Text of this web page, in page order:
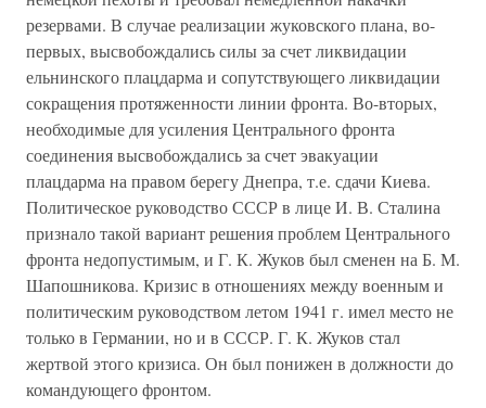
резервами. В случае реализации жуковского плана, во-
первых, высвобождались силы за счет ликвидации
ельнинского плацдарма и сопутствующего ликвидации
сокращения протяженности линии фронта. Во-вторых,
необходимые для усиления Центрального фронта
соединения высвобождались за счет эвакуации
плацдарма на правом берегу Днепра, т.е. сдачи Киева.
Политическое руководство СССР в лице И. В. Сталина
признало такой вариант решения проблем Центрального
фронта недопустимым, и Г. К. Жуков был сменен на Б. М.
Шапошникова. Кризис в отношениях между военным и
политическим руководством летом 1941 г. имел место не
только в Германии, но и в СССР. Г. К. Жуков стал
жертвой этого кризиса. Он был понижен в должности до
командующего фронтом.